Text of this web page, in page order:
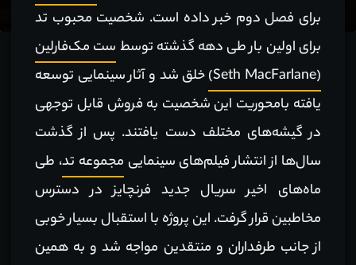
برای فصل دوم خبر داده است. شخصیت محبوب تد
برای اولین بار طی دهه گذشته توسط ست مک‌فارلین
(Seth MacFarlane)
خلق شد و آثار سینمایی توسعه
یافته بامحوریت این شخصیت به فروش قابل توجهی
در گیشه‌های مختلف دست یافتند. پس از گذشت
سال‌ها از انتشار فیلم‌های سینمایی مجموعه تد، طی
ماه‌های اخیر سریال جدید فرنچایز در دسترس
مخاطبین قرار گرفت. این پروژه با استقبال بسیار خوبی
از جانب طرفداران و منتقدین مواجه شد و به همین